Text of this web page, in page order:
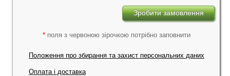
* поля з червоною зірочкою потрібно заповнити
Положення про збирання та захист персональних даних
Оплата і доставка